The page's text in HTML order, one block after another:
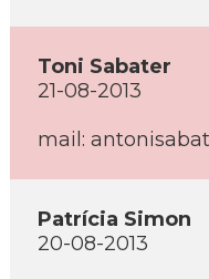
Toni Sabater
21-08-2013
mail:
Patrí­cia Simon
20-08-2013